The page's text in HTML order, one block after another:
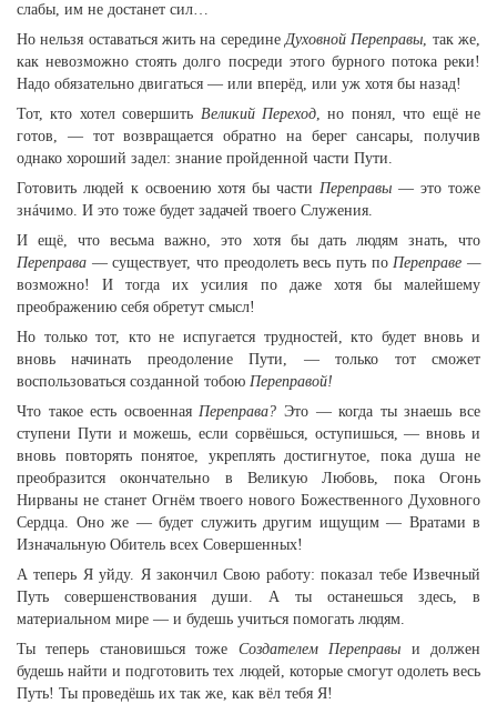
слабы, им не достанет сил…
Но нельзя оставаться жить на серединеДуховной Переправы, так же,
как невозможно стоять долго посреди этого бурного потока реки!
Надо обязательно двигаться — или вперёд, или уж хотя бы назад!
Тот, кто хотел совершить Великий Переход, но понял, что ещё не
готов, — тот возвращается обратно на берег сансары, получив
однако хороший задел: знание пройденной части Пути.
Готовить людей к освоению хотя бы части Переправы — это тоже
знáчимо. И это тоже будет задачей твоего Служения.
И ещё, что весьма важно, это хотя бы дать людям знать, что
Переправа — существует, что преодолеть весь путь поПереправе —
возможно! И тогда их усилия по даже хотя бы малейшему
преображению себя обретут смысл!
Но только тот, кто не испугается трудностей, кто будет вновь и
вновь начинать преодоление Пути, — только тот сможет
воспользоваться созданной тобою Переправой!
Что такое есть освоеннаяПереправа? Это — когда ты знаешь все
ступени Пути и можешь, если сорвёшься, оступишься, — вновь и
вновь повторять понятое, укреплять достигнутое, пока душа не
преобразится окончательно в Великую Любовь, пока Огонь
Нирваны не станет Огнём твоего нового Божественного Духовного
Сердца. Оно же — будет служить другим ищущим — Вратами в
Изначальную Обитель всех Совершенных!
А теперь Я уйду. Я закончил Свою работу: показал тебе Извечный
Путь совершенствования души. А ты останешься здесь, в
материальном мире — и будешь учиться помогать людям.
Ты теперь становишься тоже Создателем Переправы и должен
будешь найти и подготовить тех людей, которые смогут одолеть весь
Путь! Ты проведёшь их так же, как вёл тебя Я!